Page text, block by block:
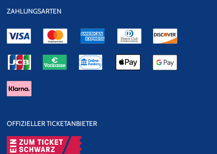
ZAHLUNGSARTEN
OFFIZIELLER TICKETANBIETER